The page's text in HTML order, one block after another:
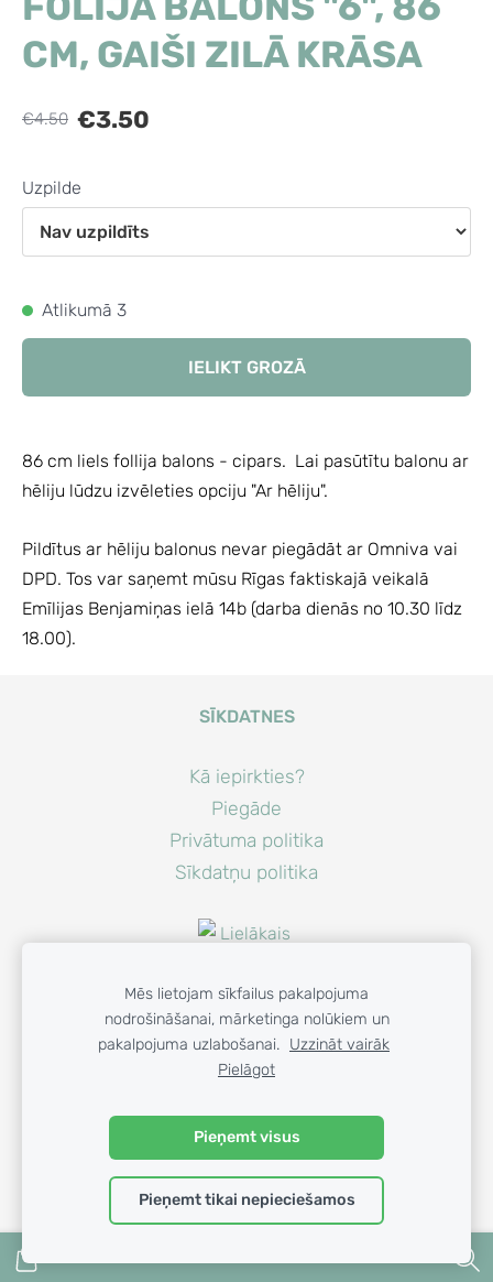
CM, GAIŠI ZILĀ KRĀSA
€4.50 €3.50
Uzpilde
Atlikumā 3
IELIKT GROZĀ
86 cm liels follija balons - cipars. Lai pasūtītu balonu ar
hēliju lūdzu izvēleties opciju "Ar hēliju".
Pildītus ar hēliju balonus nevar piegādāt ar Omniva vai
DPD. Tos var saņemt mūsu Rīgas faktiskajā veikalā
Emīlijas Benjamiņas ielā 14b (darba dienās no 10.30 līdz
18.00).
SĪKDATNES
Kā iepirkties?
Piegāde
Privātuma politika
Sīkdatņu politika
© 2023 GAISA PRIEKS SIA
Mēs lietojam sīkfailus pakalpojuma
nodrošināšanai, mārketinga nolūkiem un
pakalpojuma uzlabošanai. Uzzināt vairāk
Pielāgot
Pieņemt visus
Pieņemt tikai nepieciešamos